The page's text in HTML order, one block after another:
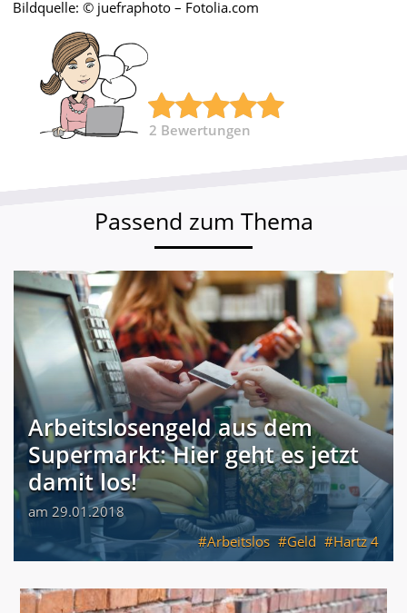
Bildquelle: © juefraphoto – Fotolia.com
2 Bewertungen
Passend zum Thema
Arbeitslosengeld aus dem
Supermarkt: Hier geht es jetzt
damit los!
am 29.01.2018
Arbeitslos
Geld Hartz 4